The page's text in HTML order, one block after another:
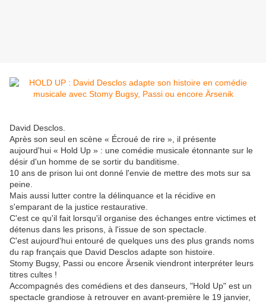
David Desclos.
Après son seul en scène « Écroué de rire », il présente
aujourd'hui « Hold Up » : une comédie musicale étonnante sur le
désir d'un homme de se sortir du banditisme.
10 ans de prison lui ont donné l'envie de mettre des mots sur sa
peine.
Mais aussi lutter contre la délinquance et la récidive en
s'emparant de la justice restaurative.
C'est ce qu'il fait lorsqu'il organise des échanges entre victimes et
détenus dans les prisons, à l'issue de son spectacle.
C'est aujourd'hui entouré de quelques uns des plus grands noms
du rap français que David Desclos adapte son histoire.
Stomy Bugsy, Passi ou encore Ärsenik viendront interpréter leurs
titres cultes !
Accompagnés des comédiens et des danseurs, "Hold Up" est un
spectacle grandiose à retrouver en avant-première le 19 janvier,